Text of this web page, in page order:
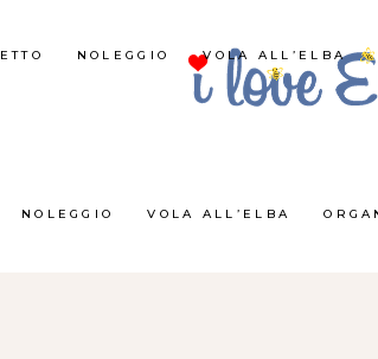
NOLEGGIO VOLA ALL’ELBA
NOLEGGIO VOLA ALL’ELBA